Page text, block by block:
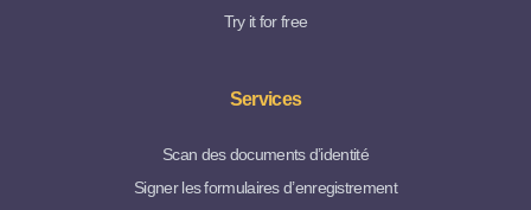
Try it for free
Services
Scan des documents d’identité
Signer les formulaires d’enregistrement